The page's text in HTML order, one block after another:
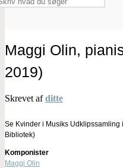
Maggi Olin,
2019)
Skrevet afditte
Se Kvinder i Musiks Udklipssamling
Bibliotek)
Komponister
Maggi Olin